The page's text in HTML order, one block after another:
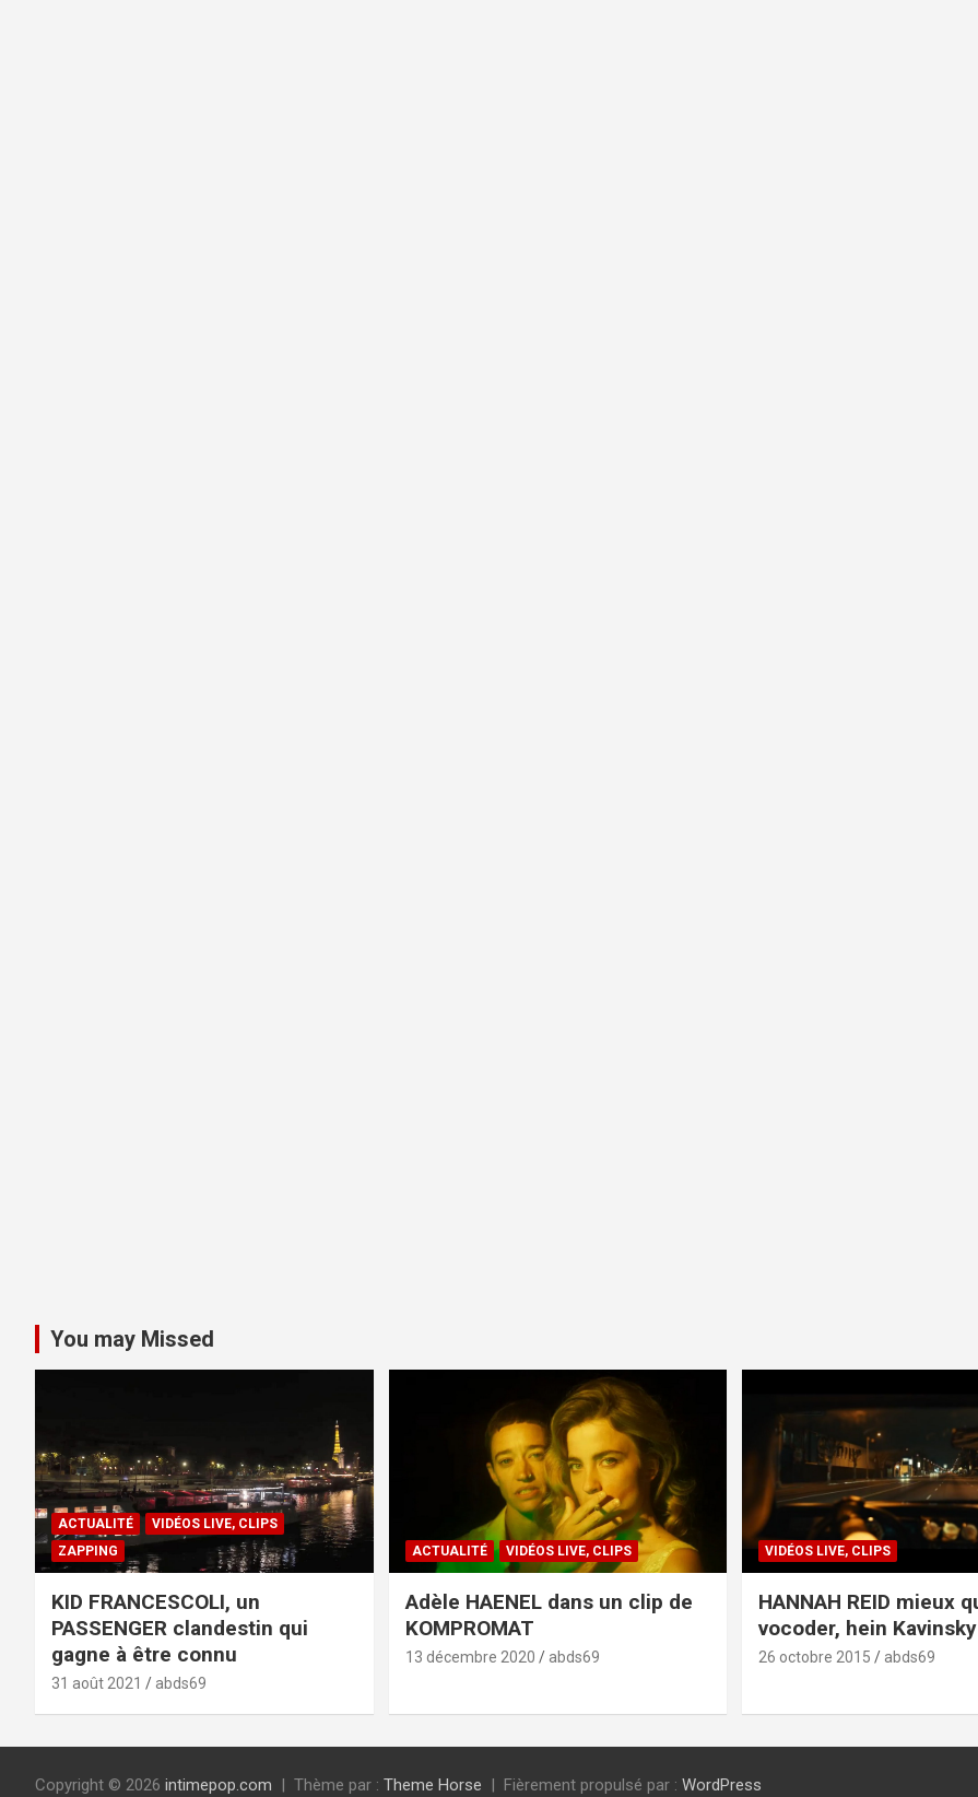
You may Missed
ACTUALITÉ
VIDÉOS LIVE, CLIPS
ZAPPING
KID FRANCESCOLI, un
PASSENGER clandestin qui
gagne à être connu
31 août 2021 abds69
ACTUALITÉ VIDÉOS LIVE, CLIPS
Adèle HAENEL dans un clip de
KOMPROMAT
13 décembre 2020 abds69
VIDÉOS LIVE, CLIPS
HANNAH REID mieux
vocoder, hein
26 octobre 2015 abds69
Copyright © 2026 intimepop.com Thème par : Theme Horse Fièrement propulsé par : WordPress